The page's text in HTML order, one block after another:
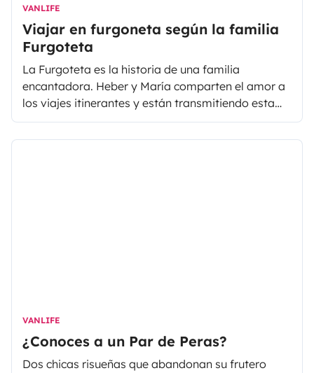
VANLIFE
Viajar en furgoneta según la familia
Furgoteta
La Furgoteta es la historia de una familia
encantadora. Heber y María comparten el amor a
los viajes itinerantes y están transmitiendo esta
pasión a su hija viajando con ella cada vez que
pueden. Conoce más sobre las aventuras de la
VANLIFE
¿Conoces a un Par de Peras?
Dos chicas risueñas que abandonan su frutero